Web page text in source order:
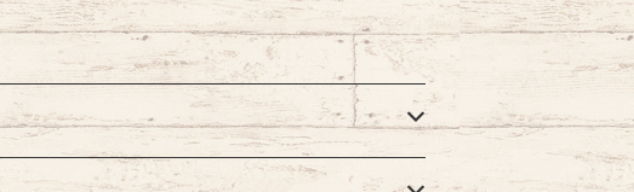
ィンテージ シングルス
テッチ アメリカ USA レ
トロ 古着
古着